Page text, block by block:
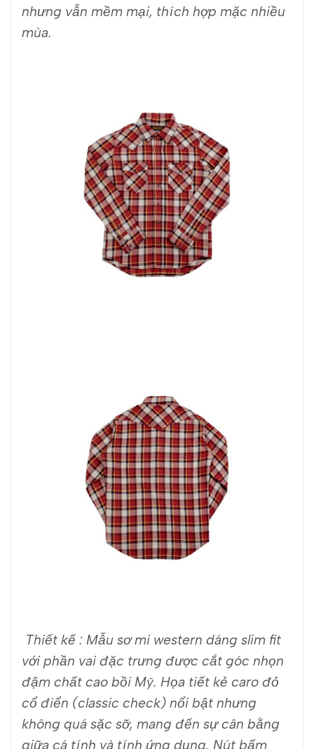
nhưng vẫn mềm mại, thích hợp mặc nhiều
mùa.
Thiết kế : Mẫu sơ mi western dáng slim fit
với phần vai đặc trưng được cắt góc nhọn
đậm chất cao bồi Mỹ. Họa tiết kẻ caro đỏ
cổ điển (classic check) nổi bật nhưng
không quá sặc sỡ, mang đến sự cân bằng
giữa cá tính và tính ứng dụng. Nút bấm